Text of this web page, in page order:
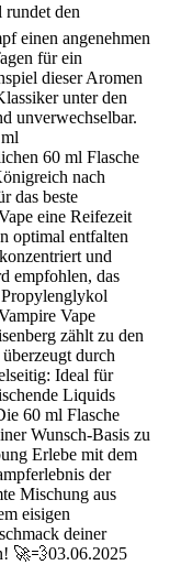
den
einen angenehmen
für ein
dieser Aromen
unter den
unverwechselbar.
60 ml Flasche
nach
das beste
eine Reifezeit
optimal entfalten
und
empfohlen, das
Vape
zählt zu den
durch
Ideal für
Liquids
60 ml Flasche
Wunsch-Basis zu
Erlebe mit dem
der
Mischung aus
eisigen
deiner
🚀💨03.06.2025